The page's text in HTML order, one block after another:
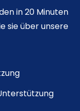
in 20 Minuten
sie über unsere